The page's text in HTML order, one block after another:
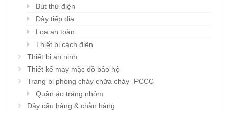
Bút thử điện
Dây tiếp địa
Loa an toàn
Thiết bị cách điện
Thiết bị an ninh
Thiết kế may mặc đồ bảo hộ
Trang bị phòng cháy chữa cháy -PCCC
Quần áo tráng nhôm
Dây cẩu hàng & chằn hàng